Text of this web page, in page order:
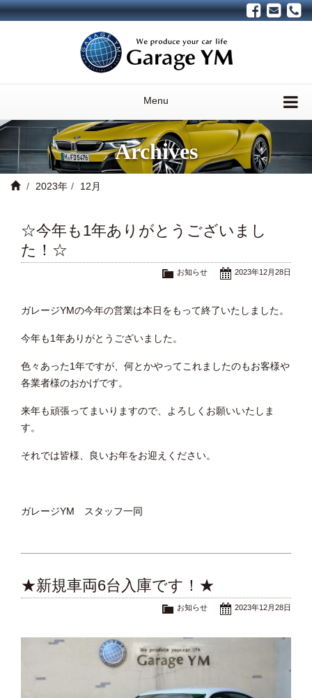
Menu
Archives
2023年 12月
☆今年も1年ありがとうございまし
た！☆
2023年12月28日
お知らせ
ガレージYMの今年の営業は本日をもって終了いたしました。
今年も1年ありがとうございました。
色々あった1年ですが、何とかやってこれましたのもお客様や
各業者様のおかげです。
来年も頑張ってまいりますので、よろしくお願いいたしま
す。
それでは皆様、良いお年をお迎えください。
ガレージYM スタッフ一同
★新規車両6台入庫です！★
2023年12月28日
お知らせ